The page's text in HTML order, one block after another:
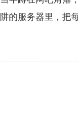
的服务器里，把